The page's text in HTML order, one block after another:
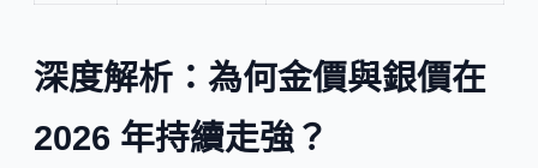
深度解析：為何金價與銀價在
2026 年持續走強？